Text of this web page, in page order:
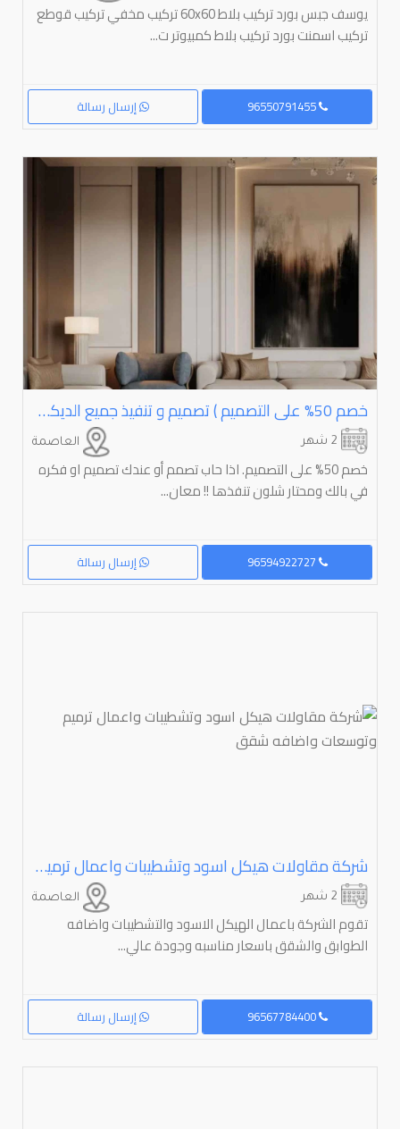
يوسف جبس بورد تركيب بلاط 60x60 تركيب مخفي تركيب قوطع
تركيب اسمنت بورد تركيب بلاط كمبيوتر ت...
إرسال رسالة 96550791455
خصم ⁦⁦50⁩⁩% على التصميم ) تصميم و تنفيذ جميع الديكورات الداخلية
العاصمة
خصم 50% على التصميم. اذا حاب تصمم أو عندك تصميم او فكره
في بالك ومحتار شلون تنفذها !! معان...
إرسال رسالة
شركة مقاولات هيكل اسود وتشطيبات واعمال ترميم وتوسعات واضافه شقق
العاصمة
تقوم الشركة باعمال الهيكل الاسود والتشطيبات واضافه
الطوابق والشقق باسعار مناسبه وجودة عالي...
إرسال رسالة 96567784400